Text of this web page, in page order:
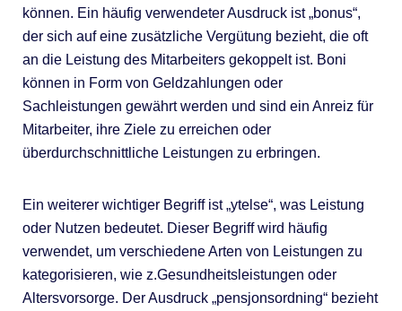
können. Ein häufig verwendeter Ausdruck ist „bonus“,
der sich auf eine zusätzliche Vergütung bezieht, die oft
an die Leistung des Mitarbeiters gekoppelt ist. Boni
können in Form von Geldzahlungen oder
Sachleistungen gewährt werden und sind ein Anreiz für
Mitarbeiter, ihre Ziele zu erreichen oder
überdurchschnittliche Leistungen zu erbringen.
Ein weiterer wichtiger Begriff ist „ytelse“, was Leistung
oder Nutzen bedeutet. Dieser Begriff wird häufig
verwendet, um verschiedene Arten von Leistungen zu
kategorisieren, wie z.Gesundheitsleistungen oder
Altersvorsorge. Der Ausdruck „pensjonsordning“ bezieht